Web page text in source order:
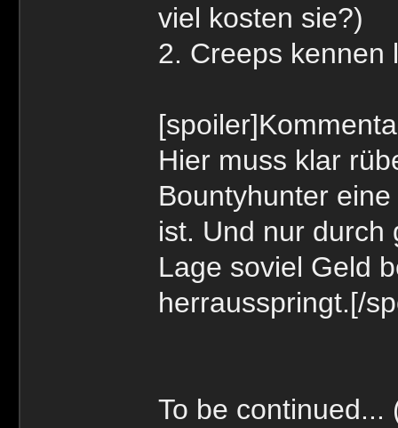
viel kosten sie?)
2. Creeps kennen
Hier muss klar
Bountyhunter
ist. Und nur durch
Lage soviel Geld
herrausspringt.[/
To be